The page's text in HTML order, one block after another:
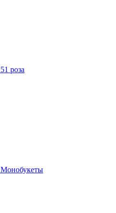
51 роза
Монобукеты